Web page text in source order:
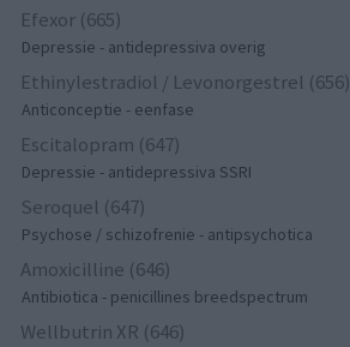
Efexor (665)
Depressie - antidepressiva overig
Ethinylestradiol / Levonorgestrel (656)
Anticonceptie - eenfase
Escitalopram (647)
Depressie - antidepressiva SSRI
Seroquel (647)
Psychose / schizofrenie - antipsychotica
Amoxicilline (646)
Antibiotica - penicillines breedspectrum
Wellbutrin XR (646)